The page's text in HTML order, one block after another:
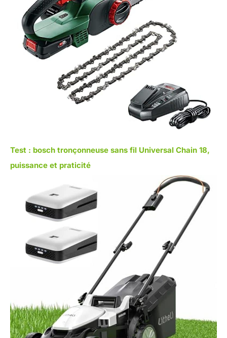
Test : bosch tronçonneuse sans fil Universal Chain 18,
puissance et praticité